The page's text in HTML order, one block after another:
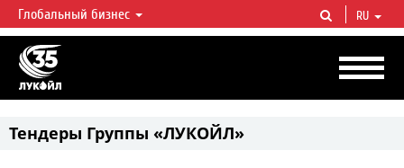
ЛУКОЙЛ СЕГОДНЯ
ЛУКОЙЛ — одна из крупнейших вертикально интегрированных
нефтегазовых компаний в мире, на долю которой приходится более 2%
мировой добычи нефти и около 1% доказанных запасов углеводородов.
Глобальный бизнес RU
Тендеры Группы «ЛУКОЙЛ»